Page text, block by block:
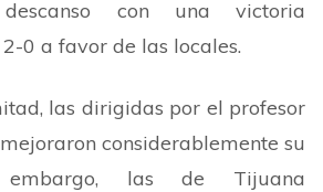
con una victoria
0 a favor de las locales.
las dirigidas por el profesor
considerablemente su
las de Tijuana